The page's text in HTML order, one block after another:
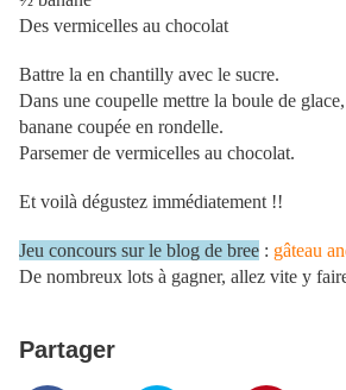
Des vermicelles au chocolat
Battre la en chantilly avec le sucre.
Dans une coupelle mettre la boule de
banane coupée en rondelle.
Parsemer de vermicelles au chocolat.
Et voilà dégustez immédiatement !!
Jeu concours sur le blog de bree : gâteau
De nombreux lots à gagner, allez vite y
Partager